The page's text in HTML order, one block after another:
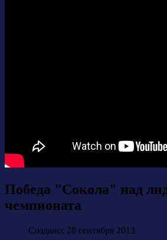
Победа "Сокола" над
чемпионата
Создано: 28 сентября 2013